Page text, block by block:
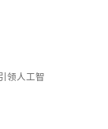
领人工智